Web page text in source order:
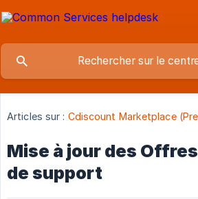
Articles sur : Cdiscount Marketplace
Mise à jour des
de support